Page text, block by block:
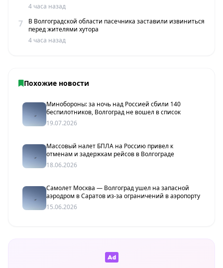
4 часа назад
7
В Волгоградской области пасечника заставили извиниться
перед жителями хутора
4 часа назад
Похожие новости
Минобороны: за ночь над Россией сбили 140
беспилотников, Волгоград не вошел в список
19.07.2026
Массовый налет БПЛА на Россию привел к
отменам и задержкам рейсов в Волгограде
18.06.2026
Самолет Москва — Волгоград ушел на запасной
аэродром в Саратов из-за ограничений в аэропорту
15.06.2026